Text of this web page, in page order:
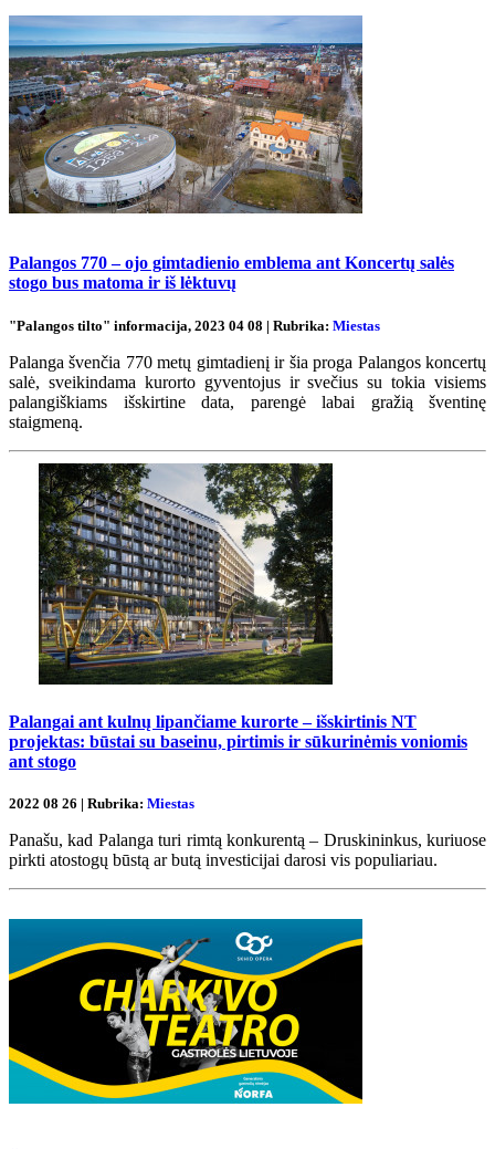
Palangos 770 – ojo gimtadienio emblema ant Koncertų salės
stogo bus matoma ir iš lėktuvų
"Palangos tilto" informacija, 2023 04 08 | Rubrika: Miestas
Palanga švenčia 770 metų gimtadienį ir šia proga Palangos koncertų
salė, sveikindama kurorto gyventojus ir svečius su tokia visiems
palangiškiams išskirtine data, parengė labai gražią šventinę
staigmeną.
Palangai ant kulnų lipančiame kurorte – išskirtinis NT
projektas: būstai su baseinu, pirtimis ir sūkurinėmis voniomis
ant stogo
2022 08 26 | Rubrika: Miestas
Panašu, kad Palanga turi rimtą konkurentą – Druskininkus, kuriuose
pirkti atostogų būstą ar butą investicijai darosi vis populiariau.